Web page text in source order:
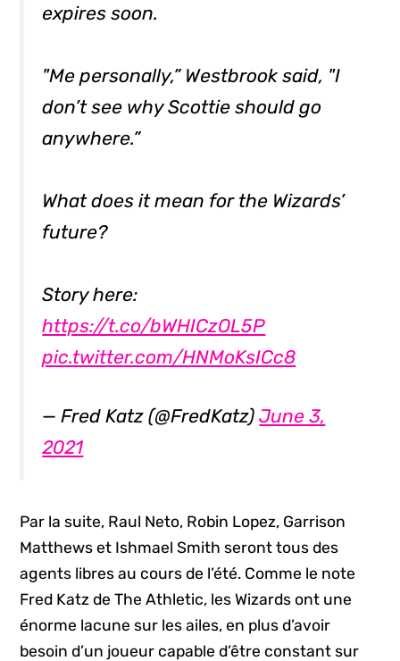
expires soon.
"Me personally,” Westbrook said, "I
don’t see why Scottie should go
anywhere.”
What does it mean for the Wizards’
future?
Story here:
https://t.co/bWHICzOL5P
pic.twitter.com/HNMoKsICc8
— Fred Katz (@FredKatz)June 3,
2021
Par la suite, Raul Neto, Robin Lopez, Garrison
Matthews et Ishmael Smith seront tous des
agents libres au cours de l’été. Comme le note
Fred Katz de The Athletic, les Wizards ont une
énorme lacune sur les ailes, en plus d’avoir
besoin d’un joueur capable d’être constant sur